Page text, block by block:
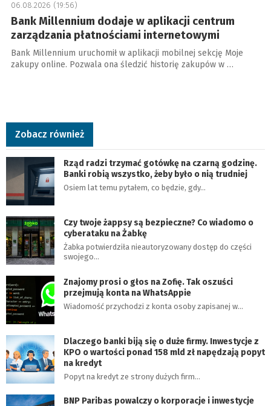
06.08.2026 (19:56)
Bank Millennium dodaje w aplikacji centrum
zarządzania płatnościami internetowymi
Bank Millennium uruchomił w aplikacji mobilnej sekcję Moje
zakupy online. Pozwala ona śledzić historię zakupów w …
Zobacz również
Rząd radzi trzymać gotówkę na czarną godzinę.
Banki robią wszystko, żeby było o nią trudniej
Osiem lat temu pytałem, co będzie, gdy…
Czy twoje żappsy są bezpieczne? Co wiadomo o
cyberataku na Żabkę
Żabka potwierdziła nieautoryzowany dostęp do części
swojego…
Znajomy prosi o głos na Zofię. Tak oszuści
przejmują konta na WhatsAppie
Wiadomość przychodzi z konta osoby zapisanej w…
Dlaczego banki biją się o duże firmy. Inwestycje z
KPO o wartości ponad 158 mld zł napędzają popyt
na kredyt
Popyt na kredyt ze strony dużych firm…
BNP Paribas powalczy o korporacje i inwestycje